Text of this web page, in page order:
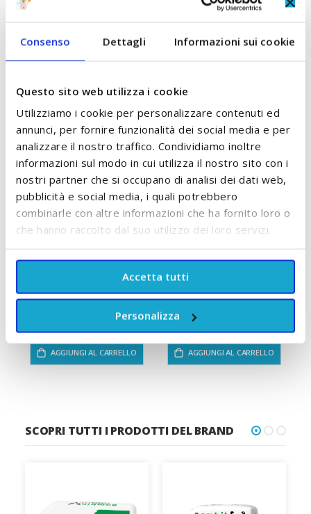
Consenso Dettagli Informazioni sui cookie
Questo sito web utilizza i cookie
Utilizziamo i cookie per personalizzare contenuti ed
annunci, per fornire funzionalità dei social media e per
analizzare il nostro traffico. Condividiamo inoltre
informazioni sul modo in cui utilizza il nostro sito con i
nostri partner che si occupano di analisi dei dati web,
pubblicità e social media, i quali potrebbero
combinarle con altre informazioni che ha fornito loro o
che hanno raccolto dal suo utilizzo dei loro servizi.
Accetta tutti
Personalizza
POTREBBE PIACERTI ANCHE:
Controlla gli articoli da aggiungere al carrello oppure
seleziona tutto
4,20 €
ACCUMULA +4 PUNTI
AGGIUNGI AL CARRELLO
3,60 €
ACCUMULA +3 PUNTI
AGGIUNGI AL CARRELLO
SCOPRI TUTTI I PRODOTTI DEL BRAND